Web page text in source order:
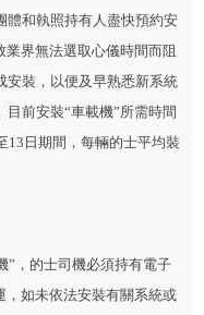
和執照持有人盡快預約安
界無法選取心儀時間而阻
安裝，以便及早熟悉新系統
前安裝“車載機”所需時間
13日期間，每輛的士平均裝
，的士司機必須持有電子
，如未依法安裝有關系統或